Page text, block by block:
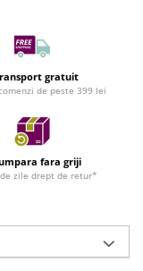
gratuit
de peste 399 lei
fara griji
zile drept de retur*